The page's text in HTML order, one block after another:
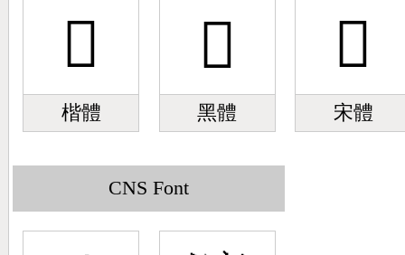
𱪄
楷體
𱪄
黑體
𱪄
宋體
CNS Font